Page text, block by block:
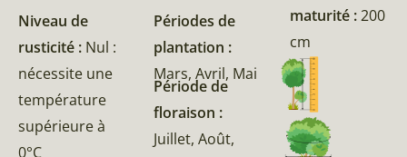
Niveau de
rusticité : Nul :
nécessite une
température
supérieure à
0°C
Périodes de
plantation :
Mars, Avril, Mai
Période de
floraison :
Juillet, Août,
maturité :200
cm